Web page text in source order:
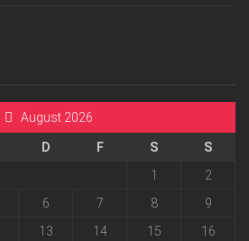
August 2026
D F S
S
1
2
6 7 8
9
13 14 15
16